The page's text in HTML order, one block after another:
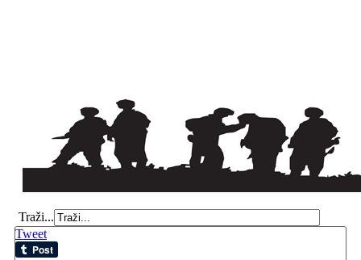
Traži...
Tweet